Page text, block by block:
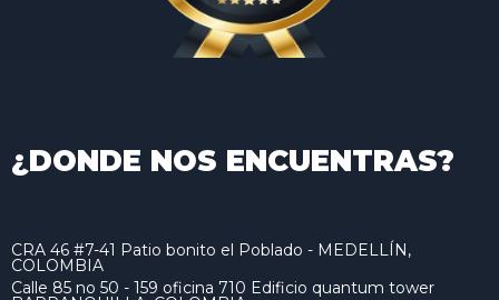
¿DONDE NOS ENCUENTRAS?
CRA 46 #7-41 Patio bonito el Poblado - MEDELLÍN,
COLOMBIA
Calle 85 no 50 - 159 oficina 710 Edificio quantum tower